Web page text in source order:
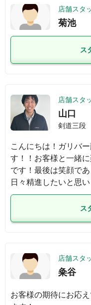
店舗スタ
菊池
ス
店舗スタ
山口
剣道三段
こんにちは！ガリバ
す！！お客様と一緒
です！最後は笑顔で
日々精進したいと思
ス
店舗スタ
粂谷
お客様の期待にお応